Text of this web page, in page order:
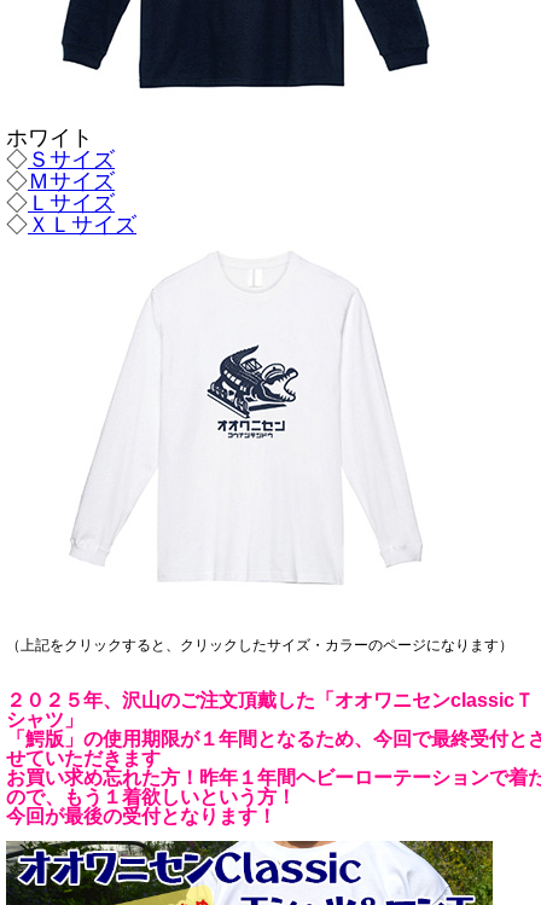
ホワイト
◇ Ｓサイズ
◇Ｍサイズ
◇ Ｌサイズ
◇ ＸＬサイズ
（上記をクリックすると、クリックしたサイズ・カラーのページになります）
２０２５年、沢山のご注文頂戴した「オオワニセンclassicＴ
シャツ」
「鰐版」の使用期限が１年間となるため、今回で最終受付と
せていただきます
お買い求め忘れた方！昨年１年間ヘビーローテーションで着
ので、もう１着欲しいという方！
今回が最後の受付となります！